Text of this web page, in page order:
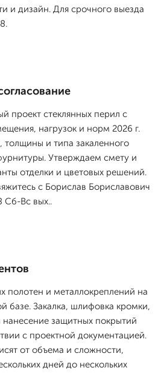
и дизайн. Для срочного выезда
проект стеклянных перил с
нагрузок и норм 2026 г.
толщины и типа закаленного
Утверждаем смету и
отделки и цветовых решений.
с Борислав Бориславович
Сб-Вс вых..
полотен и металлокреплений на
базе. Закалка, шлифовка кромки,
защитных покрытий
с проектной документацией.
от объема и сложности,
дней до нескольких